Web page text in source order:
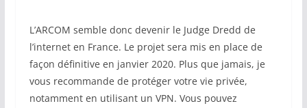
L’ARCOM semble donc devenir le Judge Dredd de
l’internet en France. Le projet sera mis en place de
façon définitive en janvier 2020. Plus que jamais, je
vous recommande de protéger votre vie privée,
notamment en utilisant un VPN. Vous pouvez